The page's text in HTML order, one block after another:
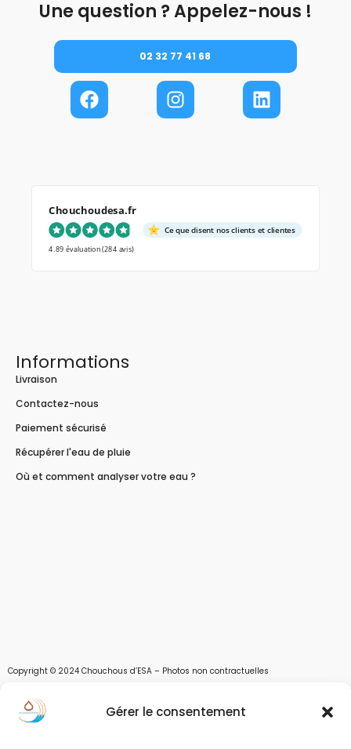
Gérer le consentement
Une question ? Appelez-nous !
02 32 77 41 68
Chouchoudesa.fr
Ce que disent nos clients et clientes
4.89 évaluation(284 avis)
Informations
Livraison
Contactez-nous
Paiement sécurisé
Récupérer l'eau de pluie
Où et comment analyser votre eau ?
Copyright © 2024 Chouchous d’ESA – Photos non contractuelles
Les chouchous d’Esa vous apportent toutes les solutions pour récupérer l’eau de
pluie, et des moyens pour stocker, filtrer, traiter et potabiliser l’eau d’un forage,